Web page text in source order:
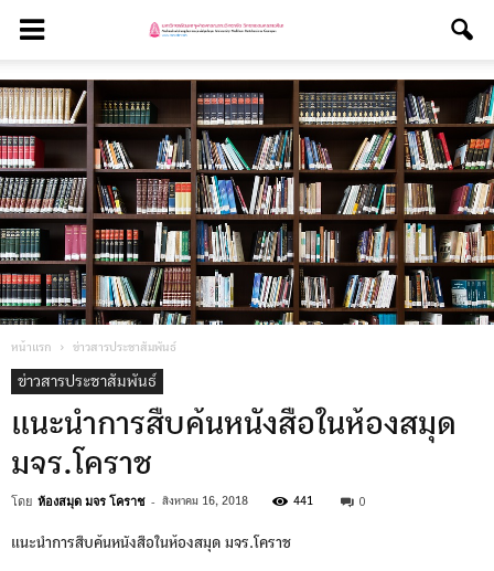
หน้าแรก ข่าวสารประชาสัมพันธ์
ข่าวสารประชาสัมพันธ์
แนะนำการสืบค้นหนังสือในห้องสมุด
มจร.โคราช
โดย ห้องสมุด มจร โคราช - สิงหาคม 16, 2018 441 0
แนะนำการสืบค้นหนังสือในห้องสมุด มจร.โคราช